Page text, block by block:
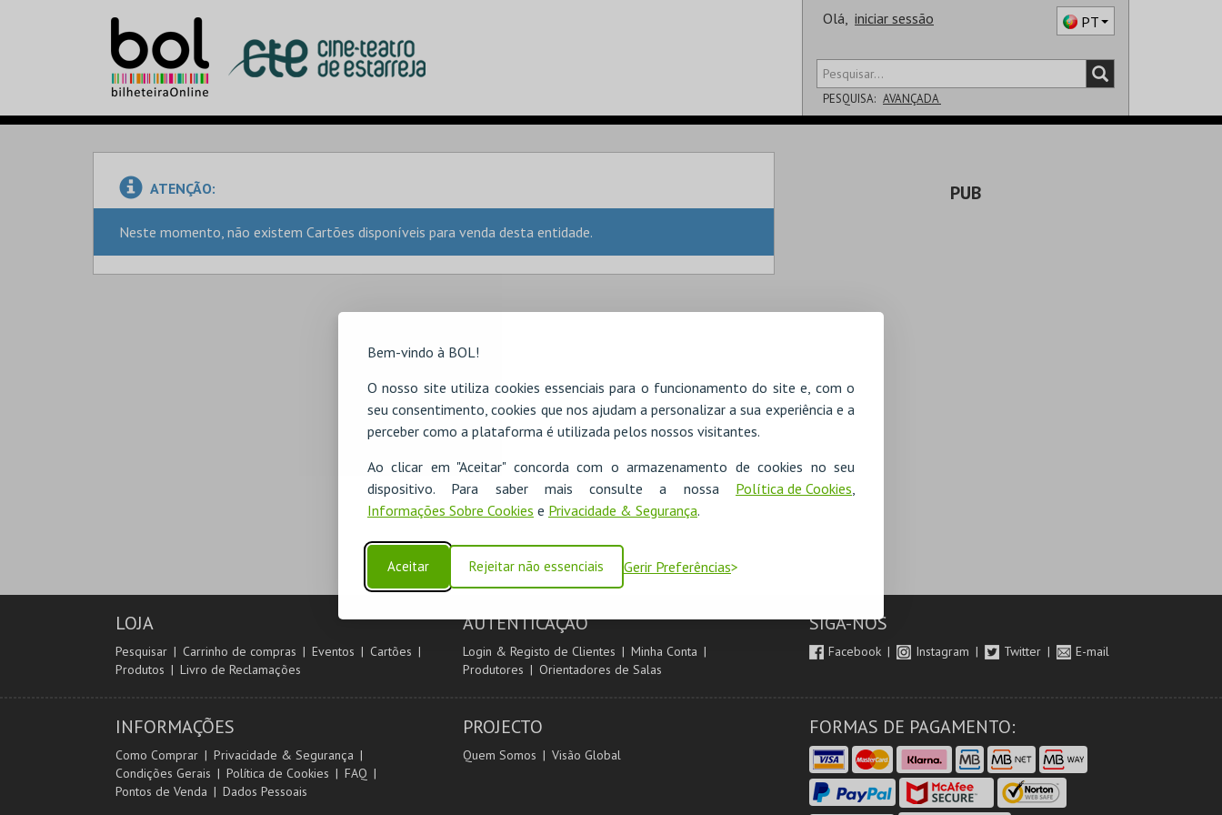
Bem-vindo à BOL!
O nosso site utiliza cookies essenciais para o funcionamento do site e, com o
seu consentimento, cookies que nos ajudam a personalizar a sua experiência e a
perceber como a plataforma é utilizada pelos nossos visitantes.
Ao clicar em "Aceitar" concorda com o armazenamento de cookies no seu
dispositivo. Para saber mais consulte a nossa Política de Cookies,
Informações Sobre Cookies e Privacidade & Segurança.
Aceitar Rejeitar não essenciais Gerir Preferências
Olá, iniciar sessão PT
PESQUISA: AVANÇADA
ATENÇÃO:
Neste momento, não existem Cartões disponíveis para venda desta entidade.
PUB
LOJA
Pesquisar Carrinho de compras Eventos
Cartões
Produtos
Livro de Reclamações
AUTENTICAÇÃO
Login & Registo de Clientes
Minha Conta
Produtores
Orientadores de Salas
SIGA-NOS
Facebook Instagram Twitter E-mail
INFORMAÇÕES
Como Comprar
Privacidade & Segurança
Condições Gerais
Política de Cookies
FAQ
Pontos de Venda
Dados Pessoais
PROJECTO
Quem Somos Visão Global
FORMAS DE PAGAMENTO: